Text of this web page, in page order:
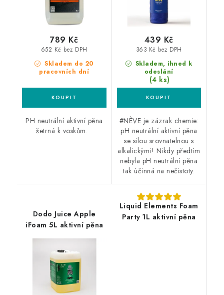
Skladem do 20
pracovních dní
652 Kč bez DPH
789 Kč
PH neutrální aktivní pěna
šetrná k voskům.
Skladem, ihned k
odeslání
(4 ks)
363 Kč bez DPH
439 Kč
#NÈVE je zázrak chemie:
pH neutrální aktivní pěna
se silou srovnatelnou s
alkalickými! Nikdy předtím
nebyla pH neutrální pěna
tak účinná na nečistoty.
Dodo Juice Apple
iFoam 5L aktivní pěna
Liquid Elements Foam
Party 1L aktivní pěna